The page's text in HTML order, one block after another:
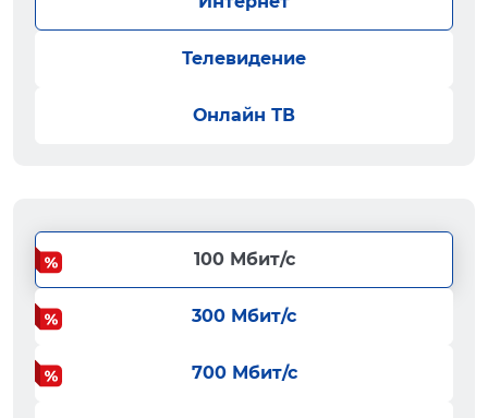
Телевидение
Онлайн ТВ
100 Мбит/с
300 Мбит/с
700 Мбит/с